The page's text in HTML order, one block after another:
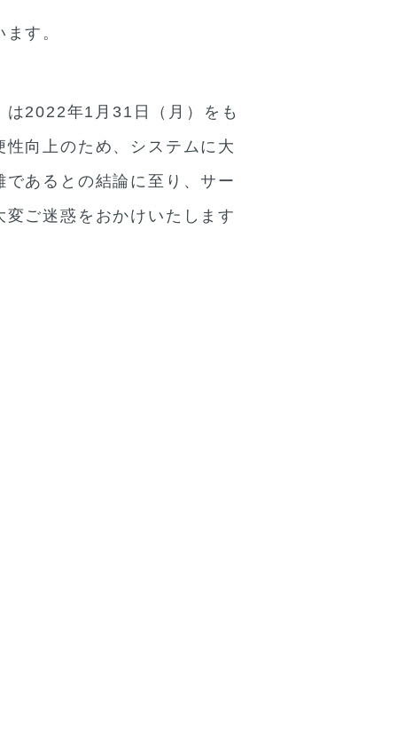
す。
は2022年1月31日（月）をも
向上のため、システムに大
あるとの結論に至り、サー
ご迷惑をおかけいたします